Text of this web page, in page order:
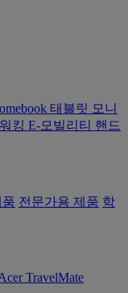
태블릿 모니
킹 E-모빌리티 핸드
전문가용 제품 학
TravelMate